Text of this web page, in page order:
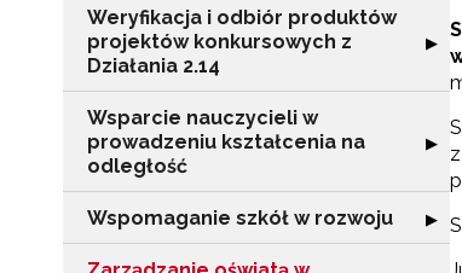
Weryfikacja i odbiór produktów
projektów konkursowych z
Działania 2.14
▶
Wsparcie nauczycieli w
prowadzeniu kształcenia na
odległość
▶
Wspomaganie szkół w rozwoju ▶